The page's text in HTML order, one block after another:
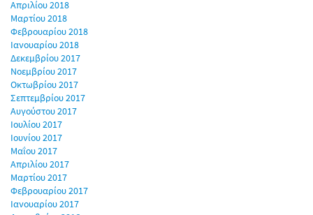
Απριλίου 2018
Μαρτίου 2018
Φεβρουαρίου 2018
Ιανουαρίου 2018
Δεκεμβρίου 2017
Νοεμβρίου 2017
Οκτωβρίου 2017
Σεπτεμβρίου 2017
Αυγούστου 2017
Ιουλίου 2017
Ιουνίου 2017
Μαΐου 2017
Απριλίου 2017
Μαρτίου 2017
Φεβρουαρίου 2017
Ιανουαρίου 2017